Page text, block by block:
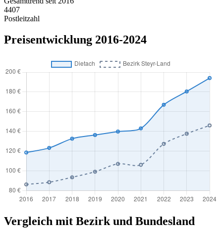
4407
Postleitzahl
Preisentwicklung 2016-2024
Vergleich mit Bezirk und Bundesland